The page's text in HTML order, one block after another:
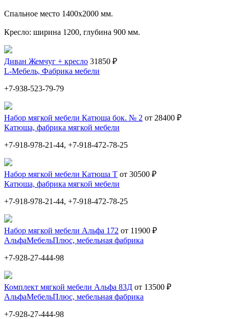
Спальное место 1400х2000 мм.
Кресло: ширина 1200, глубина 900 мм.
Диван Жемчуг + кресло 31850 ₽
L-Мебель, Фабрика мебели
+7-938-523-79-79
Набор мягкой мебели Катюша бок. № 2 от 28400 ₽
Катюша, фабрика мягкой мебели
+7-918-978-21-44, +7-918-472-78-25
Набор мягкой мебели Катюша Т от 30500 ₽
Катюша, фабрика мягкой мебели
+7-918-978-21-44, +7-918-472-78-25
Набор мягкой мебели Альфа 172 от 11900 ₽
АльфаМебельПлюс, мебельная фабрика
+7-928-27-444-98
Комплект мягкой мебели Альфа 83Д от 13500 ₽
АльфаМебельПлюс, мебельная фабрика
+7-928-27-444-98